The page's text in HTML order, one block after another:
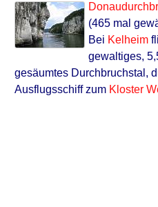
(465 mal
Bei Kelheim
gewaltiges,
gesäumtes Durchbruchstal,
Ausflugsschiff zum Kloster